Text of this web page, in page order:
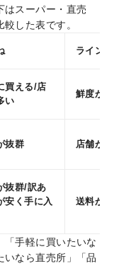
はスーパー・直売
した表です。
ライン
買える/店
い
鮮度が
抜群 店舗が
抜群/訳あ
安く手に入
送料が
「手軽に買いたいな
いなら直売所」「品